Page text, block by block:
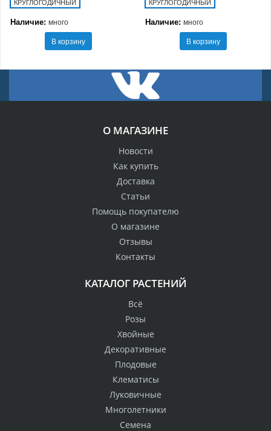
Наличие: много
В корзину
Наличие: много
В корзину
О МАГАЗИНЕ
Новости
Как купить
Доставка
Статьи
Помощь покупателю
О магазине
Отзывы
Контакты
КАТАЛОГ РАСТЕНИЙ
Всё
Розы
Хвойные
Декоративные
Плодовые
Клематисы
Луковичные
Многолетники
Семена